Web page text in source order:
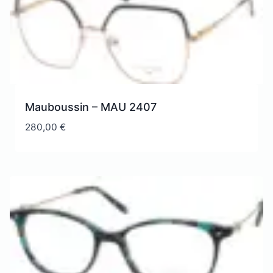
Mauboussin – MAU 2407
280,00€